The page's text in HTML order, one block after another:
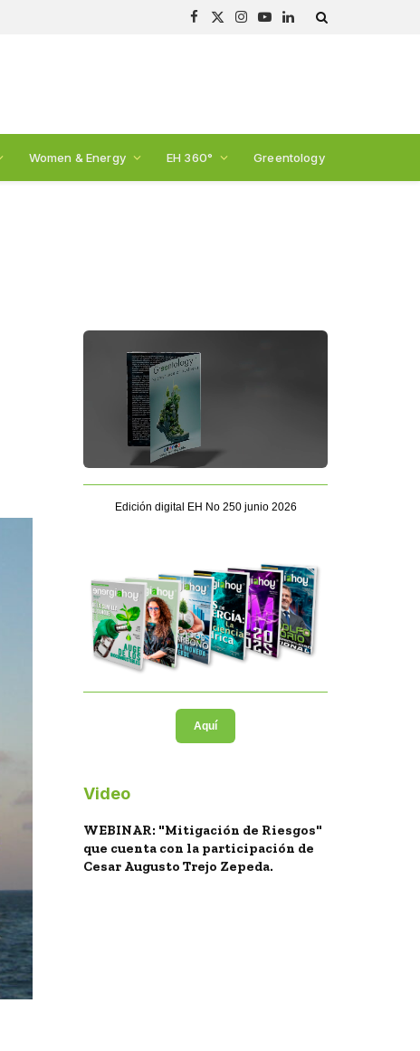
Facebook
X
Instagram
YouTubeLinkedIn
Women & Energy EH 360° Greentology
Edición digital EH No 250 junio 2026
Aquí
Video
WEBINAR: "Mitigación de Riesgos"
que cuenta con la participación de
Cesar Augusto Trejo Zepeda.